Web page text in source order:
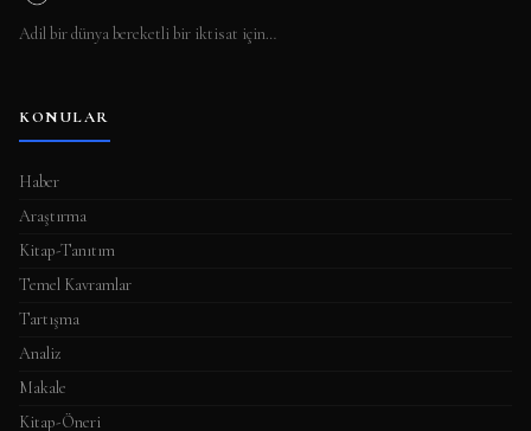
Adil bir dünya bereketli bir iktisat için…
KONULAR
Haber
Araştırma
Kitap-Tanıtım
Temel Kavramlar
Tartışma
Analiz
Makale
Kitap-Öneri